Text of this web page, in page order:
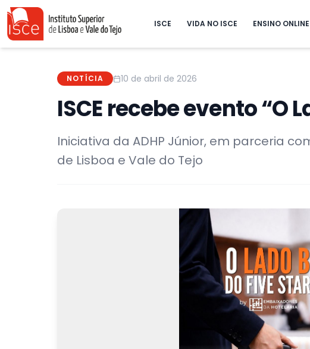
ISCE VIDA NO ISCE ENSINO ONLINE
NOTÍCIA 10 de abril de 2026
ISCE recebe evento “O
Iniciativa da ADHP Júnior, em parceria
de Lisboa e Vale do Tejo